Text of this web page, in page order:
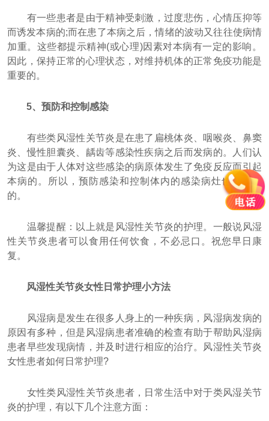
有一些患者是由于精神受刺激，过度悲伤，心情压抑等
而诱发本病的;而在患了本病之后，情绪的波动又往往使病情
加重。这些都提示精神(或心理)因素对本病有一定的影响。
因此，保持正常的心理状态，对维持机体的正常免疫功能是
重要的。
5、预防和控制感染
有些类风湿性关节炎是在患了扁桃体炎、咽喉炎、鼻窦
炎、慢性胆囊炎、龋齿等感染性疾病之后而发病的。人们认
为这是由于人体对这些感染的病原体发生了免疫反应而引起
本病的。所以，预防感染和控制体内的感染病灶也是重要
的。
温馨提醒：以上就是风湿性关节炎的护理。一般说风湿
性关节炎患者可以食用任何饮食，不必忌口。祝您早日康
复。
风湿性关节炎女性日常护理小方法
风湿病是发生在很多人身上的一种疾病，风湿病发病的
原因有多种，但是风湿病患者准确的检查有助于帮助风湿病
患者早些发现病情，并及时进行相应的治疗。风湿性关节炎
女性患者如何日常护理?
女性类风湿性关节炎患者，日常生活中对于类风湿关节
炎的护理，有以下几个注意方面：